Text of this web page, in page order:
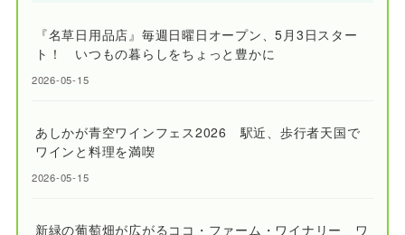
『名草日用品店』毎週日曜日オープン、5月3日スター
ト！ いつもの暮らしをちょっと豊かに
2026-05-15
あしかが青空ワインフェス2026 駅近、歩行者天国で
ワインと料理を満喫
2026-05-15
新緑の葡萄畑が広がるココ・ファーム・ワイナリー ワ